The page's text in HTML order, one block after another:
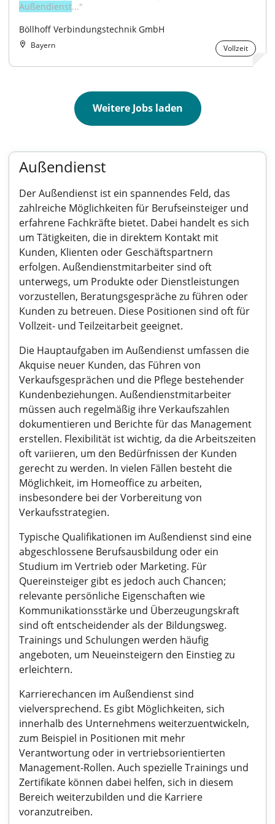
Außendienst..."
Böllhoff Verbindungstechnik GmbH
Bayern Vollzeit
Weitere Jobs laden
Außendienst
Der Außendienst ist ein spannendes Feld, das
zahlreiche Möglichkeiten für Berufseinsteiger und
erfahrene Fachkräfte bietet. Dabei handelt es sich
um Tätigkeiten, die in direktem Kontakt mit
Kunden, Klienten oder Geschäftspartnern
erfolgen. Außendienstmitarbeiter sind oft
unterwegs, um Produkte oder Dienstleistungen
vorzustellen, Beratungsgespräche zu führen oder
Kunden zu betreuen. Diese Positionen sind oft für
Vollzeit- und Teilzeitarbeit geeignet.
Die Hauptaufgaben im Außendienst umfassen die
Akquise neuer Kunden, das Führen von
Verkaufsgesprächen und die Pflege bestehender
Kundenbeziehungen. Außendienstmitarbeiter
müssen auch regelmäßig ihre Verkaufszahlen
dokumentieren und Berichte für das Management
erstellen. Flexibilität ist wichtig, da die Arbeitszeiten
oft variieren, um den Bedürfnissen der Kunden
gerecht zu werden. In vielen Fällen besteht die
Möglichkeit, im Homeoffice zu arbeiten,
insbesondere bei der Vorbereitung von
Verkaufsstrategien.
Typische Qualifikationen im Außendienst sind eine
abgeschlossene Berufsausbildung oder ein
Studium im Vertrieb oder Marketing. Für
Quereinsteiger gibt es jedoch auch Chancen;
relevante persönliche Eigenschaften wie
Kommunikationsstärke und Überzeugungskraft
sind oft entscheidender als der Bildungsweg.
Trainings und Schulungen werden häufig
angeboten, um Neueinsteigern den Einstieg zu
erleichtern.
Karrierechancen im Außendienst sind
vielversprechend. Es gibt Möglichkeiten, sich
innerhalb des Unternehmens weiterzuentwickeln,
zum Beispiel in Positionen mit mehr
Verantwortung oder in vertriebsorientierten
Management-Rollen. Auch spezielle Trainings und
Zertifikate können dabei helfen, sich in diesem
Bereich weiterzubilden und die Karriere
voranzutreiben.